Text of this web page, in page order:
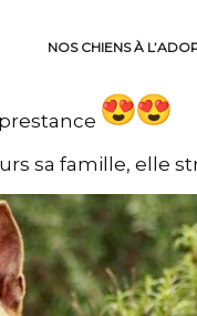
NOS CHIENS À
sa famille, elle